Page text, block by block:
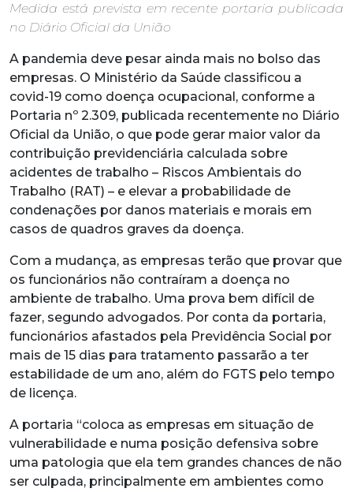
Medida está prevista em recente portaria publicada
no Diário Oficial da União
A pandemia deve pesar ainda mais no bolso das
empresas. O Ministério da Saúde classificou a
covid-19 como doença ocupacional, conforme a
Portaria nº 2.309, publicada recentemente no Diário
Oficial da União, o que pode gerar maior valor da
contribuição previdenciária calculada sobre
acidentes de trabalho – Riscos Ambientais do
Trabalho (RAT) – e elevar a probabilidade de
condenações por danos materiais e morais em
casos de quadros graves da doença.
Com a mudança, as empresas terão que provar que
os funcionários não contraíram a doença no
ambiente de trabalho. Uma prova bem difícil de
fazer, segundo advogados. Por conta da portaria,
funcionários afastados pela Previdência Social por
mais de 15 dias para tratamento passarão a ter
estabilidade de um ano, além do FGTS pelo tempo
de licença.
A portaria “coloca as empresas em situação de
vulnerabilidade e numa posição defensiva sobre
uma patologia que ela tem grandes chances de não
ser culpada, principalmente em ambientes como